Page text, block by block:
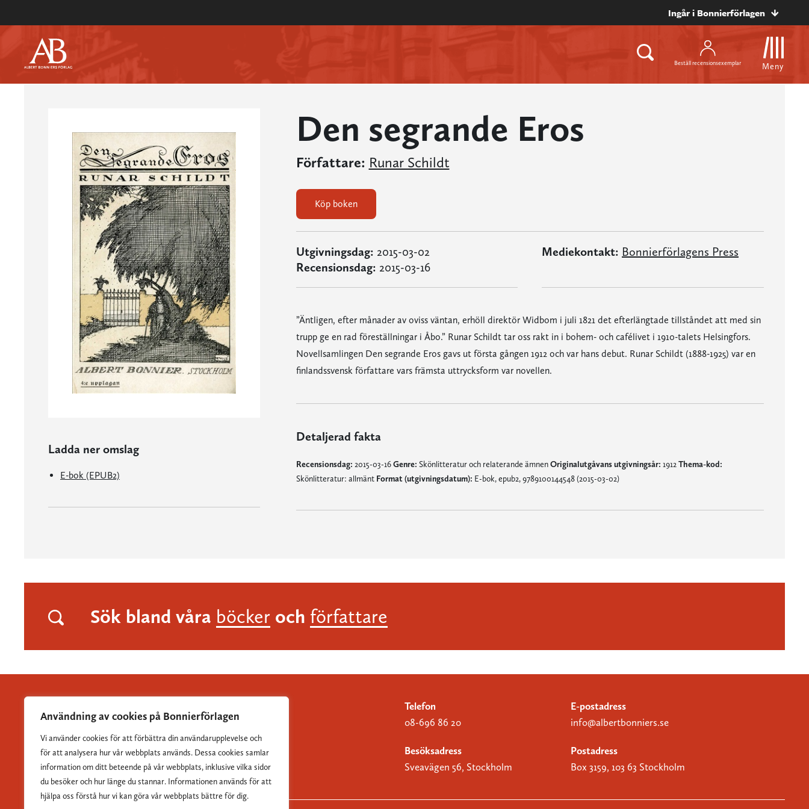
Användning av cookies på Bonnierförlagen
Vi använder cookies för att förbättra din användarupplevelse och
för att analysera hur vår webbplats används. Dessa cookies samlar
information om ditt beteende på vår webbplats, inklusive vilka sidor
du besöker och hur länge du stannar. Informationen används för att
hjälpa oss förstå hur vi kan göra vår webbplats bättre för dig.
Ingår i Bonnierförlagen
Beställ recensionsexemplar Meny
Ladda ner omslag
E-bok (EPUB2)
Den segrande Eros
Författare: Runar Schildt
Köp boken
Utgivningsdag: 2015-03-02
Recensionsdag: 2015-03-16
Mediekontakt: Bonnierförlagens Press
”Äntligen, efter månader av oviss väntan, erhöll direktör Widbom i juli 1821 det efterlängtade tillståndet att med sin
trupp ge en rad föreställningar i Åbo.” Runar Schildt tar oss rakt in i bohem- och cafélivet i 1910-talets Helsingfors.
Novellsamlingen Den segrande Eros gavs ut första gången 1912 och var hans debut. Runar Schildt (1888-1925) var en
finlandssvensk författare vars främsta uttrycksform var novellen.
Detaljerad fakta
Recensionsdag: 2015-03-16Genre: Skönlitteratur och relaterande ämnenOriginalutgåvans utgivningsår: 1912 Thema-kod:
Skönlitteratur: allmänt Format (utgivningsdatum): E-bok, epub2, 9789100144548 (2015-03-02)
Sök bland våra böcker och författare
Albert Bonniers Förlag grundades 1837 och är Sveriges
största skönlitterära förlag.
Telefon
08-696 86 20
E-postadress
info@albertbonniers.se
Besöksadress
Sveavägen 56, Stockholm
Postadress
Box 3159, 103 63 Stockholm